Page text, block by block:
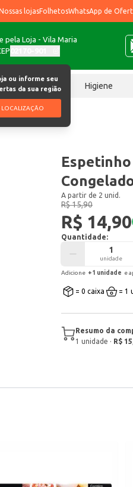
lojasFolhetosWhatsApp de
pela Loja - Vila Maria
ou informe seu
da sua região
Chocolates Higiene
480g
A partir de 2 unid.
R$ 15,90
R$ 14,90
Quantidade:
unidade
Adicione +1 unidade e
= 0 caixa = 1
Resumo da
1 unidade · R$